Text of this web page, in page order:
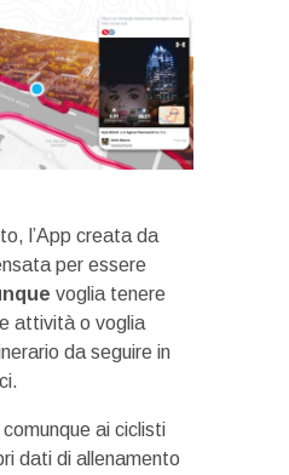
l’App creata da
per essere
voglia tenere
attività o voglia
da seguire in
ai ciclisti
dati di allenamento